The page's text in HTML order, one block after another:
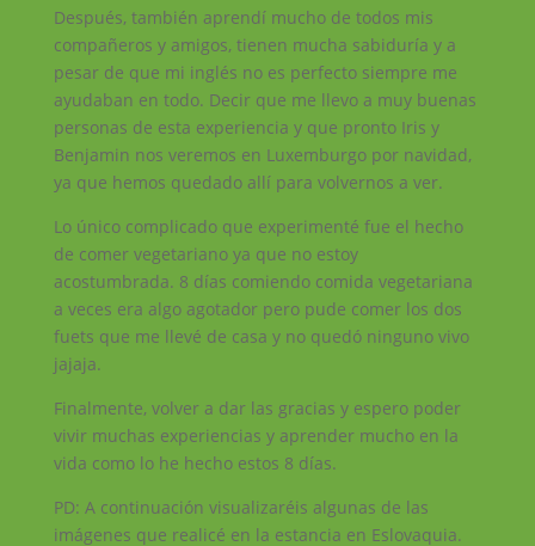
Después, también aprendí mucho de todos mis
compañeros y amigos, tienen mucha sabiduría y a
pesar de que mi inglés no es perfecto siempre me
ayudaban en todo. Decir que me llevo a muy buenas
personas de esta experiencia y que pronto Iris y
Benjamin nos veremos en Luxemburgo por navidad,
ya que hemos quedado allí para volvernos a ver.
Lo único complicado que experimenté fue el hecho
de comer vegetariano ya que no estoy
acostumbrada. 8 días comiendo comida vegetariana
a veces era algo agotador pero pude comer los dos
fuets que me llevé de casa y no quedó ninguno vivo
jajaja.
Finalmente, volver a dar las gracias y espero poder
vivir muchas experiencias y aprender mucho en la
vida como lo he hecho estos 8 días.
PD: A continuación visualizaréis algunas de las
imágenes que realicé en la estancia en Eslovaquia.